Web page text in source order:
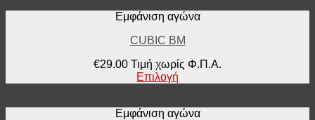
Εμφάνιση αγώνα
CUBIC BM
€29.00 Τιμή χωρίς Φ.Π.Α.
Επιλογή
Εμφάνιση αγώνα